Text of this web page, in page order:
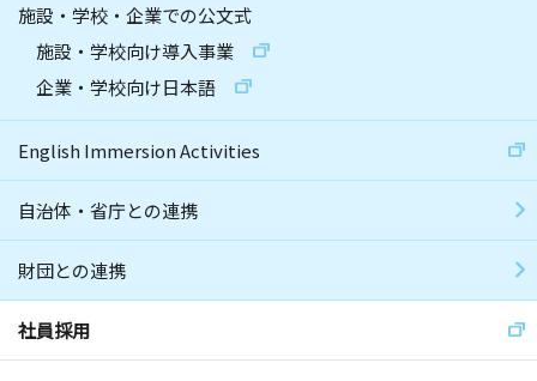
施設・学校・企業での公文式
施設・学校向け導入事業
企業・学校向け日本語
English Immersion Activities
自治体・省庁との連携
財団との連携
社員採用